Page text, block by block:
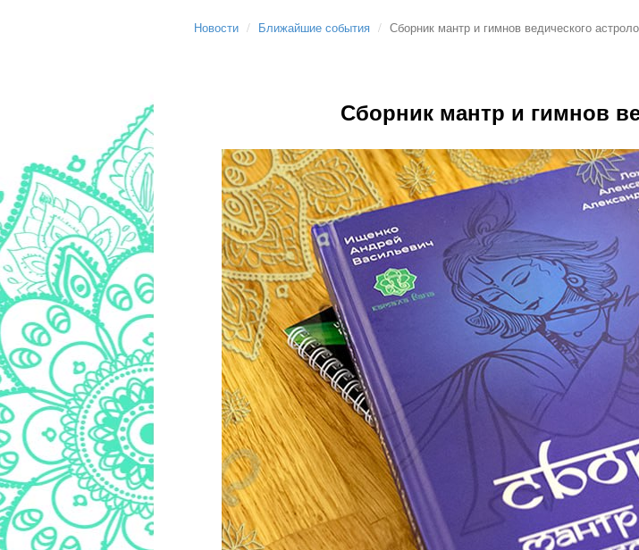
Новости Ближайшие события Сборник мантр и гимнов ведического
Сборник мантр и гимнов